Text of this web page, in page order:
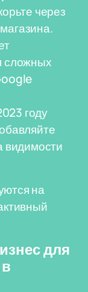
через
сложных
году
видимости
на
для